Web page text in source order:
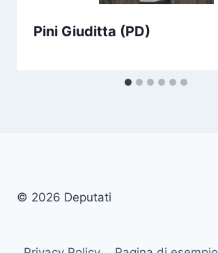
Pini Giuditta (PD)
© 2026 Deputati